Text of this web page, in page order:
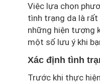
Việc lựa chọn
tình trạng da là
những hiện tượng
một số lưu ý khi
Xác định tình
Trước khi thực